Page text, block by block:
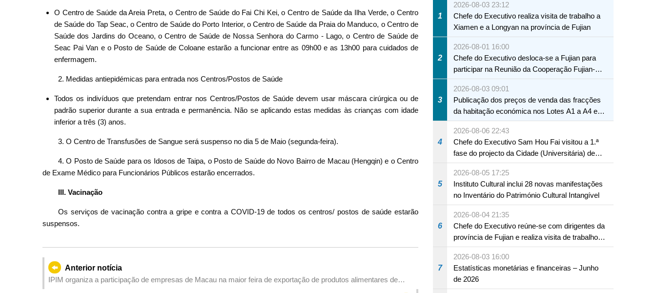
O Centro de Saúde da Areia Preta, o Centro de Saúde do Fai Chi Kei, o Centro de Saúde da Ilha Verde, o Centro
de Saúde do Tap Seac, o Centro de Saúde do Porto Interior, o Centro de Saúde da Praia do Manduco, o Centro de
Saúde dos Jardins do Oceano, o Centro de Saúde de Nossa Senhora do Carmo - Lago, o Centro de Saúde de
Seac Pai Van e o Posto de Saúde de Coloane estarão a funcionar entre as 09h00 e as 13h00 para cuidados de
enfermagem.
2. Medidas antiepidémicas para entrada nos Centros/Postos de Saúde
Todos os indivíduos que pretendam entrar nos Centros/Postos de Saúde devem usar máscara cirúrgica ou de
padrão superior durante a sua entrada e permanência. Não se aplicando estas medidas às crianças com idade
inferior a três (3) anos.
3. O Centro de Transfusões de Sangue será suspenso no dia 5 de Maio (segunda-feira).
4. O Posto de Saúde para os Idosos de Taipa, o Posto de Saúde do Novo Bairro de Macau (Hengqin) e o Centro
de Exame Médico para Funcionários Públicos estarão encerrados.
III. Vacinação
Os serviços de vacinação contra a gripe e contra a COVID-19 de todos os centros/ postos de saúde estarão
suspensos.
Anterior notícia
IPIM organiza a participação de empresas de Macau na maior feira de exportação de produtos alimentares de
1
2026-08-03 23:12
Chefe do Executivo realiza visita de trabalho a
Xiamen e a Longyan na província de Fujian
2
2026-08-01 16:00
Chefe do Executivo desloca-se a Fujian para
participar na Reunião da Cooperação Fujian-
Macau
3
2026-08-03 09:01
Publicação dos preços de venda das fracções
da habitação económica nos Lotes A1 a A4 e
A12 da Zona A dos Novos Aterros
4
2026-08-06 22:43
Chefe do Executivo Sam Hou Fai visitou a 1.ª
fase do projecto da Cidade (Universitária) de
Educação Internacional de Macau e Hengqin
5
2026-08-05 17:25
Instituto Cultural inclui 28 novas manifestações
no Inventário do Património Cultural Intangível
6
2026-08-04 21:35
Chefe do Executivo reúne-se com dirigentes da
província de Fujian e realiza visita de trabalho
em Fuzhou
7
2026-08-03 16:00
Estatísticas monetárias e financeiras – Junho
de 2026